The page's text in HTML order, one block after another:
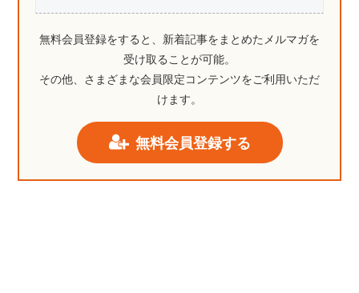
無料会員登録をすると、新着記事をまとめたメルマガを
受け取ることが可能。
その他、さまざまな会員限定コンテンツをご利用いただ
けます。
無料会員登録する